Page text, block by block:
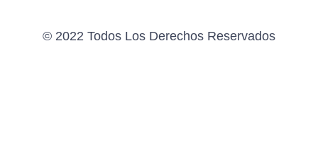
© 2022 Todos Los Derechos Reservados